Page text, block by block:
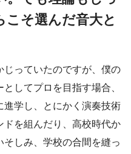
そ選んだ音大と
っていたのですが、僕の
してプロを目指す場合、
進学し、とにかく演奏技術
ドを組んだり、高校時代か
しみ、学校の合間を縫っ